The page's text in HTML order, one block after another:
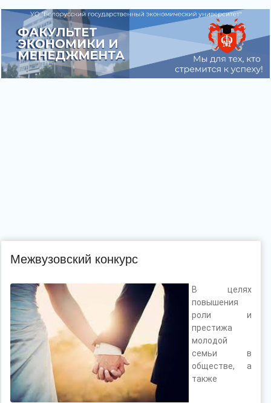
Межвузовский конкурс
В целях
повышения
роли и
престижа
молодой
семьи в
обществе, а
также